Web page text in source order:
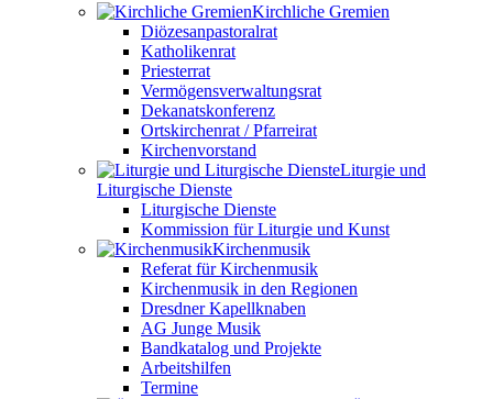
Kirchliche Gremien
Diözesanpastoralrat
Katholikenrat
Priesterrat
Vermögensverwaltungsrat
Dekanatskonferenz
Ortskirchenrat / Pfarreirat
Kirchenvorstand
Liturgie und
Liturgische Dienste
Liturgische Dienste
Kommission für Liturgie und Kunst
Kirchenmusik
Referat für Kirchenmusik
Kirchenmusik in den Regionen
Dresdner Kapellknaben
AG Junge Musik
Bandkatalog und Projekte
Arbeitshilfen
Termine